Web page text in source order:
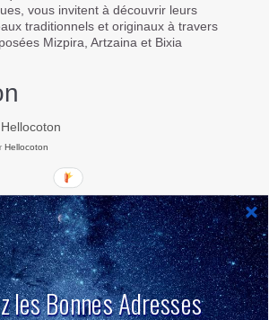
vous invitent à découvrir leurs
traditionnels et originaux à travers
Mizpira, Artzaina et Bixia
Hellocoton
les Bonnes Adresses